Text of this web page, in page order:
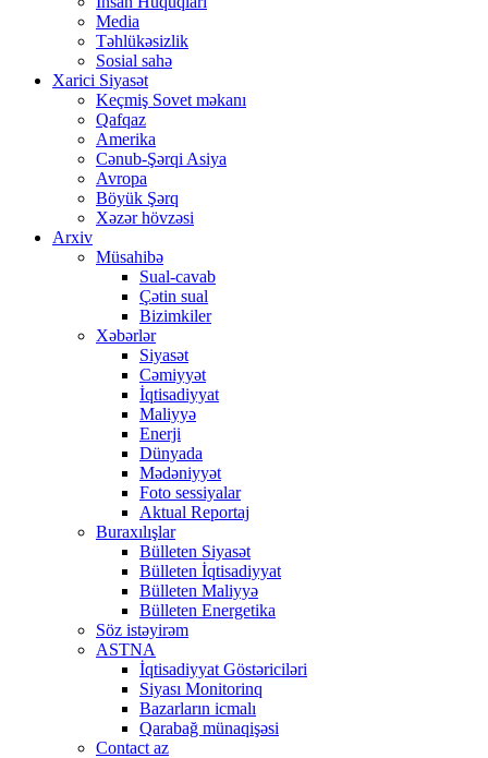
Media
Təhlükəsizlik
Sosial sahə
Xarici Siyasət
Keçmiş Sovet məkanı
Qafqaz
Amerika
Cənub-Şərqi Asiya
Avropa
Böyük Şərq
Xəzər hövzəsi
Arxiv
Müsahibə
Sual-cavab
Çətin sual
Bizimkiler
Xəbərlər
Siyasət
Cəmiyyət
İqtisadiyyat
Maliyyə
Enerji
Dünyada
Mədəniyyət
Foto sessiyalar
Aktual Reportaj
Buraxılışlar
Bülleten Siyasət
Bülleten İqtisadiyyat
Bülleten Maliyyə
Bülleten Energetika
Söz istəyirəm
ASTNA
İqtisadiyyat Göstəriciləri
Siyası Monitorinq
Bazarların icmalı
Qarabağ münaqişəsi
Contact az